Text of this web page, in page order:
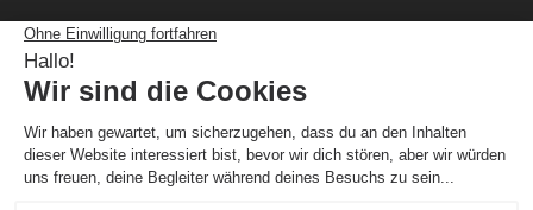
NEWSLETTER
Bleiben Sie über unsere guten Pläne auf dem
Laufenden!
Ich melde mich an !